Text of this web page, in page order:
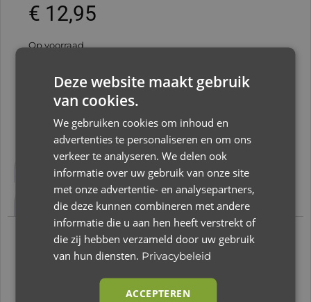
€ 12,95
Op voorraad
Toevoegen aan winkelwagen
Beschrijving
Aanvullende informatie
Beoordelingen (0)
Beschrijving
Lässig Drinkbeker Little Chums Sippy Cup
Deze website maakt gebruik
van cookies.
We gebruiken cookies om inhoud en
advertenties te personaliseren en om ons
verkeer te analyseren. We delen ook
informatie over uw gebruik van onze site
met onze advertentie- en analysepartners,
die deze kunnen combineren met andere
informatie die u aan hen heeft verstrekt of
die zij hebben verzameld door uw gebruik
van hun diensten. Privacybeleid
ACCEPTEREN